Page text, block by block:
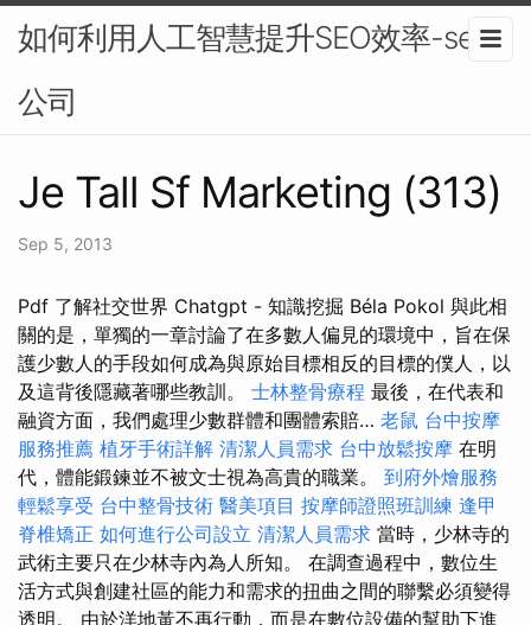
如何利用人工智慧提升SEO效率-seo
公司
Je Tall Sf Marketing (313)
Sep 5, 2013
Pdf 了解社交世界 Chatgpt - 知識挖掘 Béla Pokol 與此相
關的是，單獨的一章討論了在多數人偏見的環境中，旨在保
護少數人的手段如何成為與原始目標相反的目標的僕人，以
及這背後隱藏著哪些教訓。 士林整骨療程 最後，在代表和
融資方面，我們處理少數群體和團體索賠… 老鼠 台中按摩
服務推薦 植牙手術詳解 清潔人員需求 台中放鬆按摩 在明
代，體能鍛鍊並不被文士視為高貴的職業。 到府外燴服務
輕鬆享受 台中整骨技術 醫美項目 按摩師證照班訓練 逢甲
脊椎矯正 如何進行公司設立 清潔人員需求 當時，少林寺的
武術主要只在少林寺內為人所知。 在調查過程中，數位生
活方式與創建社區的能力和需求的扭曲之間的聯繫必須變得
透明。 由於洋地黃不再行動，而是在數位設備的幫助下進